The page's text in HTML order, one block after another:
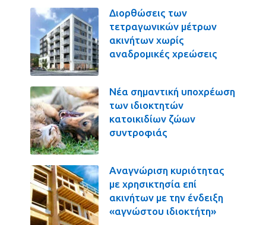
Διορθώσεις των
τετραγωνικών μέτρων
ακινήτων χωρίς
αναδρομικές χρεώσεις
Νέα σημαντική υποχρέωση
των ιδιοκτητών
κατοικιδίων ζώων
συντροφιάς
Αναγνώριση κυριότητας
με χρησικτησία επί
ακινήτων με την ένδειξη
«αγνώστου ιδιοκτήτη»